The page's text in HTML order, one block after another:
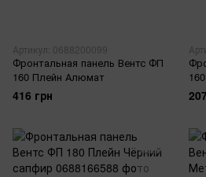
Артикул: 0688200099
Фронтальная панель Вентс ФП
160 Плейн Алюмат
416 грн